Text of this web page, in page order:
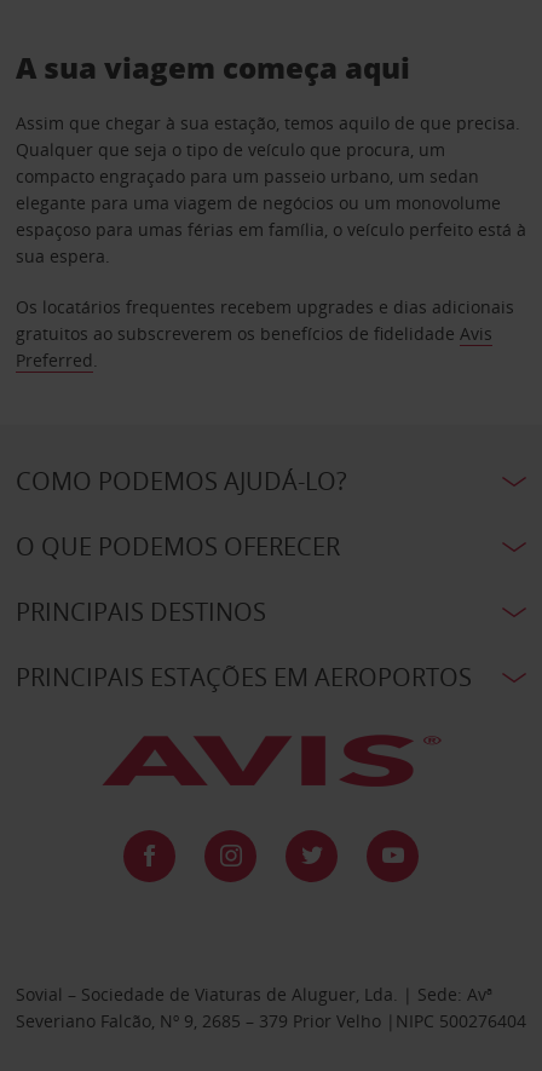
A sua viagem começa aqui
Assim que chegar à sua estação, temos aquilo de que precisa.
Qualquer que seja o tipo de veículo que procura, um
compacto engraçado para um passeio urbano, um sedan
elegante para uma viagem de negócios ou um monovolume
espaçoso para umas férias em família, o veículo perfeito está à
sua espera.
Os locatários frequentes recebem upgrades e dias adicionais
gratuitos ao subscreverem os benefícios de fidelidade Avis
Preferred.
COMO PODEMOS AJUDÁ-LO?
O QUE PODEMOS OFERECER
PRINCIPAIS DESTINOS
PRINCIPAIS ESTAÇÕES EM AEROPORTOS
Sovial – Sociedade de Viaturas de Aluguer, Lda. | Sede: Avª
Severiano Falcão, Nº 9, 2685 – 379 Prior Velho |NIPC 500276404